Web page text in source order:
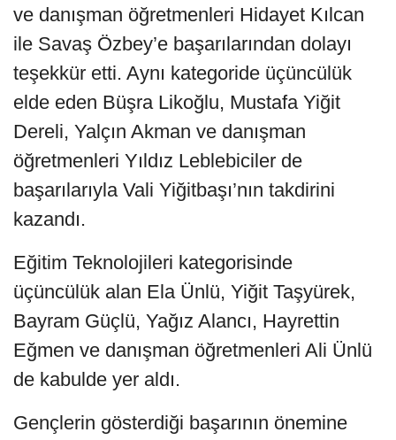
ve danışman öğretmenleri Hidayet Kılcan
ile Savaş Özbey’e başarılarından dolayı
teşekkür etti. Aynı kategoride üçüncülük
elde eden Büşra Likoğlu, Mustafa Yiğit
Dereli, Yalçın Akman ve danışman
öğretmenleri Yıldız Leblebiciler de
başarılarıyla Vali Yiğitbaşı’nın takdirini
kazandı.
Eğitim Teknolojileri kategorisinde
üçüncülük alan Ela Ünlü, Yiğit Taşyürek,
Bayram Güçlü, Yağız Alancı, Hayrettin
Eğmen ve danışman öğretmenleri Ali Ünlü
de kabulde yer aldı.
Gençlerin gösterdiği başarının önemine